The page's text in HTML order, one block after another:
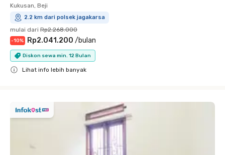
Kukusan, Beji
2.2 km dari polsek jagakarsa
mulai dari Rp2.268.000
-10% Rp2.041.200 /bulan
Diskon sewa min. 12 Bulan
Lihat info lebih banyak